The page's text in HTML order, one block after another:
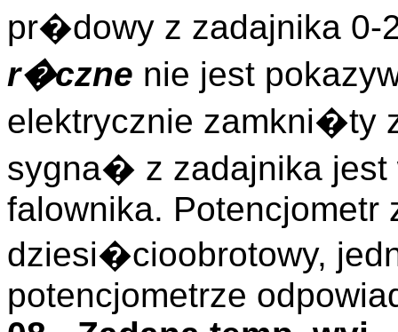
pr�dowy z zadajnika 0-
r�czne nie jest
elektrycznie zamkni�ty
sygna� z zadajnika
falownika. Potencjometr
dziesi�cioobrotowy,
potencjometrze